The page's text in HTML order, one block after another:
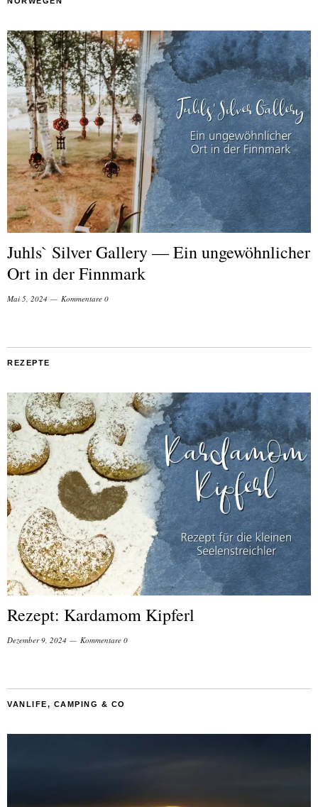
Juhls` Silver Gallery — Ein ungewöhnlicher
Ort in der Finnmark
Mai 5, 2024 Kommentare 0
REZEPTE
Rezept: Kardamom Kipferl
Dezember 9, 2024 Kommentare 0
VANLIFE, CAMPING & CO